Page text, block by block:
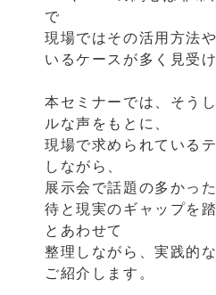
で
現場ではその活用方法
いるケースが多く見受
本セミナーでは、そう
ルな声をもとに、
現場で求められている
しながら、
展示会で話題の多かっ
待と現実のギャップを
とあわせて
整理しながら、実践的
ご紹介します。